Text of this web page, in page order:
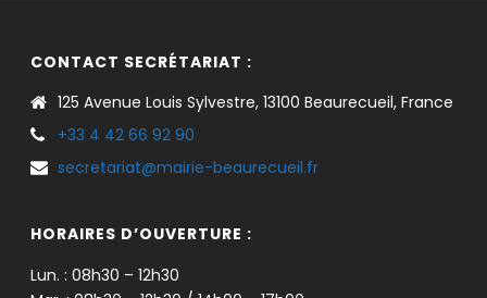
CONTACT SECRÉTARIAT :
125 Avenue Louis Sylvestre, 13100 Beaurecueil, France
+33 4 42 66 92 90
secretariat@mairie-beaurecueil.fr
HORAIRES D’OUVERTURE :
Lun. : 08h30 – 12h30